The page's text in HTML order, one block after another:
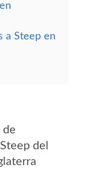
a Steep en
de
del